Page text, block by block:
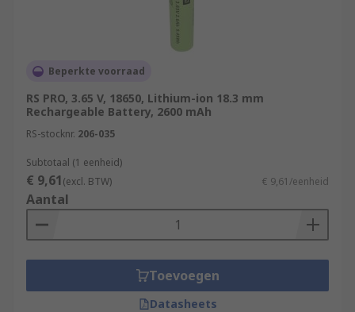
Beperkte voorraad
RS PRO, 3.65 V, 18650, Lithium-ion 18.3 mm
Rechargeable Battery, 2600 mAh
RS-stocknr. 206-035
Subtotaal (1 eenheid)
€ 9,61(excl. BTW) € 9,61/eenheid
Aantal
Toevoegen
Datasheets